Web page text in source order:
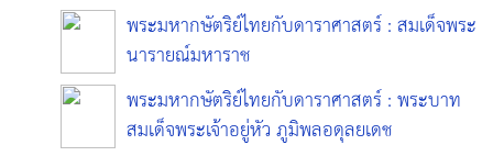
พระมหากษัตริย์ไทยกับดาราศาสตร์ : สมเด็จพระ
นารายณ์มหาราช
พระมหากษัตริย์ไทยกับดาราศาสตร์ : พระบาท
สมเด็จพระเจ้าอยู่หัว ภูมิพลอดุลยเดช